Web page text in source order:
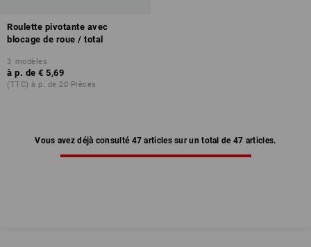
Roulette pivotante avec
blocage de roue / total
3 modèles
à p. de € 5,69
(TTC) à p. de 20 Pièces
Vous avez déjà consulté 47 articles sur un total de 47 articles.